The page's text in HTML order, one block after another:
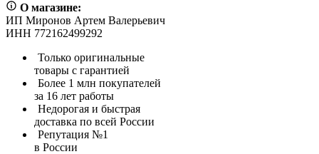
О магазине:
ИП Миронов Артем Валерьевич
ИНН 772162499292
Только оригинальные
товары с гарантией
Более 1 млн покупателей
за 16 лет работы
Недорогая и быстрая
доставка по всей России
Репутация №1
в России